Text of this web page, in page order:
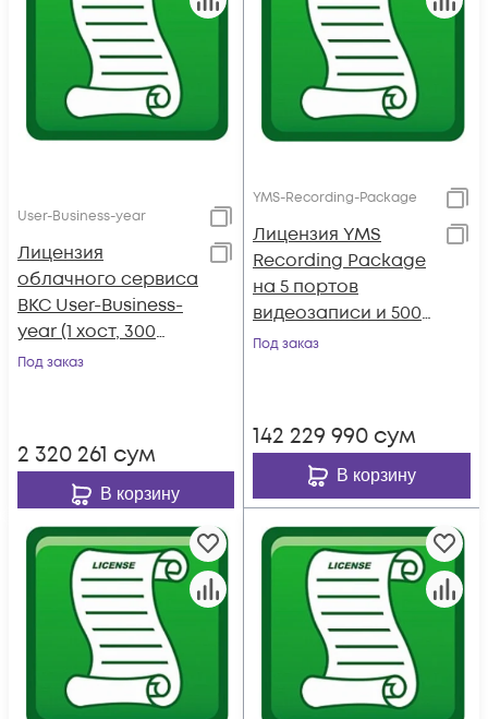
User-Business-year
Лицензия
облачного сервиса
ВКС User-Business-
year (1 хост, 300
портов, 1 TБ, срок 1
Под заказ
2 320 261 сум
В корзину
YMS-Recording-Package
Лицензия YMS
Recording Package
на 5 портов
видеозаписи и 500
просмотров,
Под заказ
142 229 990 сум
В корзину